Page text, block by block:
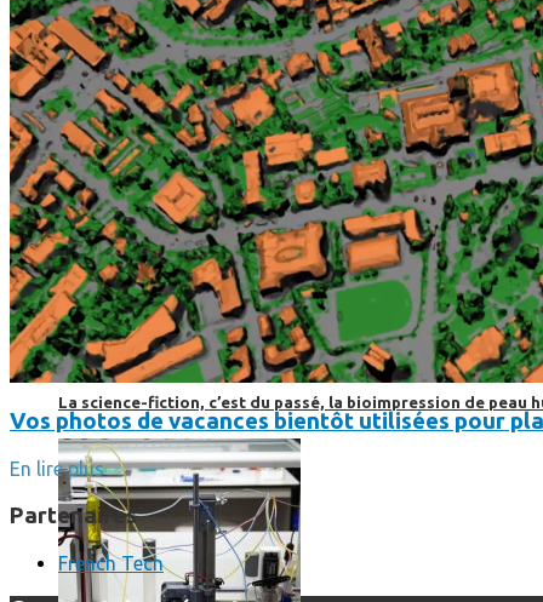
Science
Science
La science-fiction, c’est du passé, la bioimpression de peau
Vos photos de vacances bientôt utilisées pour
En lire plus
Partenaires
French Tech